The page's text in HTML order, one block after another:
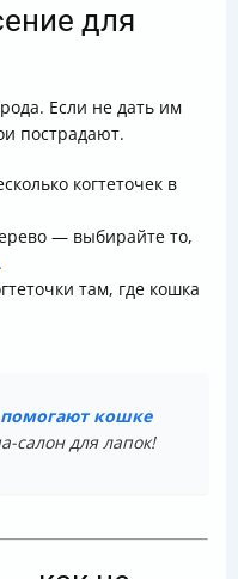
для
Если не дать им
пострадают.
когтеточек в
— выбирайте то,
.
там, где кошка
помогают кошке
салон для лапок!